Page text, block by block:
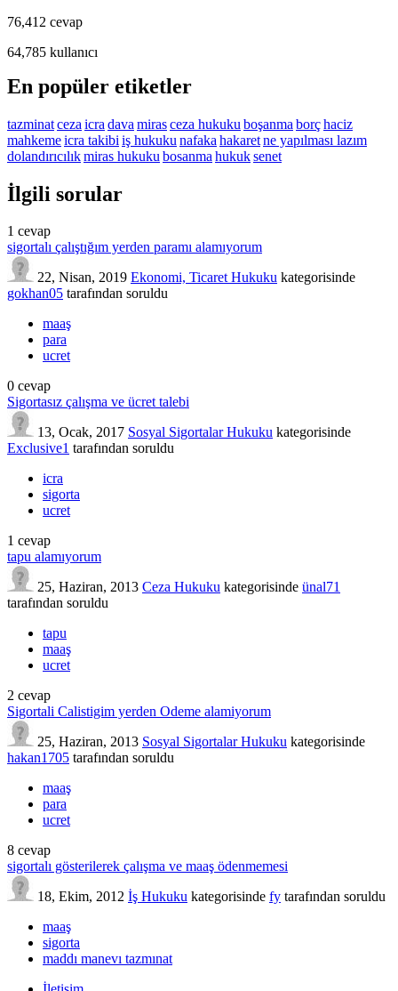
76,412 cevap
64,785 kullanıcı
En popüler etiketler
tazminatceza icra dava mirasceza hukuku boşanma borçhaciz
mahkemeicra takibi iş hukuku nafaka hakaretne yapılması lazım
dolandırıcılıkmiras hukuku bosanma hukuksenet
İlgili sorular
1 cevap
sigortalı çalıştığım yerden paramı alamıyorum
22, Nisan, 2019 Ekonomi, Ticaret Hukuku kategorisinde
gokhan05 tarafından soruldu
maaş
para
ucret
0 cevap
Sigortasız çalışma ve ücret talebi
13, Ocak, 2017 Sosyal Sigortalar Hukuku kategorisinde
Exclusive1 tarafından soruldu
icra
sigorta
ucret
1 cevap
tapu alamıyorum
25, Haziran, 2013 Ceza Hukuku kategorisinde ünal71
tarafından soruldu
tapu
maaş
ucret
2 cevap
Sigortali Calistigim yerden Odeme alamiyorum
25, Haziran, 2013 Sosyal Sigortalar Hukuku kategorisinde
hakan1705 tarafından soruldu
maaş
para
ucret
8 cevap
sigortalı gösterilerek çalışma ve maaş ödenmemesi
18, Ekim, 2012 İş Hukuku kategorisinde fy tarafından soruldu
maaş
sigorta
maddı manevı tazmınat